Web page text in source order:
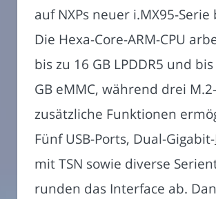
auf NXPs neuer i.MX95-Serie
Die Hexa-Core-ARM-CPU
bis zu 16 GB LPDDR5 und
GB eMMC, während drei
zusätzliche Funktionen
Fünf USB-Ports, Dual-Gigabit-
mit TSN sowie diverse
runden das Interface ab.